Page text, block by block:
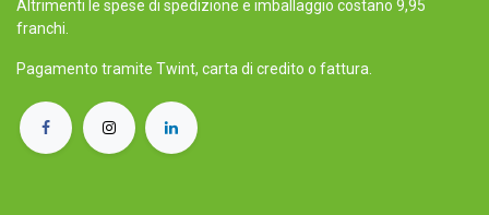
Altrimenti le spese di spedizione e imballaggio costano 9,95
franchi.
Pagamento tramite Twint, carta di credito o fattura.